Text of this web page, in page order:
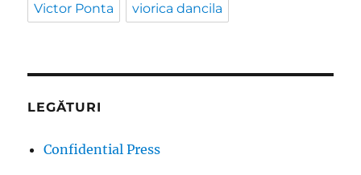
Victor Ponta viorica dancila
LEGĂTURI
Confidential Press